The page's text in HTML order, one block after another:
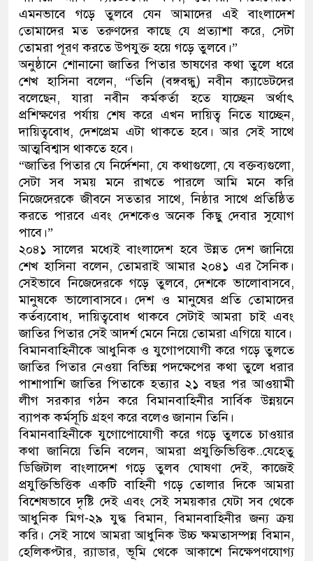
এমনভাবে গড়ে তুলবে যেন আমাদের এই বাংলাদেশ
তোমাদের মত তরুণদের কাছে যে প্রত্যাশা করে, সেটা
তোমরা পূরণ করতে উপযুক্ত হয়ে গড়ে তুলবে।”
অনুষ্ঠানে শোনানো জাতির পিতার ভাষণের কথা তুলে ধরে
শেখ হাসিনা বলেন, “তিনি (বঙ্গবন্ধু) নবীন ক্যাডেটদের
বলেছেন, যারা নবীন কর্মকর্তা হতে যাচ্ছেন অর্থাৎ
প্রশিক্ষণের পর্যায় শেষ করে এখন দায়িত্ব নিতে যাচ্ছেন,
দায়িত্ববোধ, দেশপ্রেম এটা থাকতে হবে। আর সেই সাথে
আত্মবিশ্বাস থাকতে হবে।
“জাতির পিতার যে নির্দেশনা, যে কথাগুলো, যে বক্তব্যগুলো,
সেটা সব সময় মনে রাখতে পারলে আমি মনে করি
নিজেদেরকে জীবনে সততার সাথে, নিষ্ঠার সাথে প্রতিষ্ঠিত
করতে পারবে এবং দেশকেও অনেক কিছু দেবার সুযোগ
পাবে।”
২০৪১ সালের মধ্যেই বাংলাদেশ হবে উন্নত দেশ জানিয়ে
শেখ হাসিনা বলেন, তোমরাই আমার ২০৪১ এর সৈনিক।
সেইভাবে নিজেদেরকে গড়ে তুলবে, দেশকে ভালোবাসবে,
মানুষকে ভালোবাসবে। দেশ ও মানুষের প্রতি তোমাদের
কর্তব্যবোধ, দায়িত্ববোধ থাকবে সেটাই আমরা চাই এবং
জাতির পিতার সেই আদর্শ মেনে নিয়ে তোমরা এগিয়ে যাবে।
বিমানবাহিনীকে আধুনিক ও যুগোপযোগী করে গড়ে তুলতে
জাতির পিতার নেওয়া বিভিন্ন পদক্ষেপের কথা তুলে ধরার
পাশাপাশি জাতির পিতাকে হত্যার ২১ বছর পর আওয়ামী
লীগ সরকার গঠন করে বিমানবাহিনীর সার্বিক উন্নয়নে
ব্যাপক কর্মসূচি গ্রহণ করে বলেও জানান তিনি।
বিমানবাহিনীকে যুগোপোযোগী করে গড়ে তুলতে চাওয়ার
কথা জানিয়ে তিনি বলেন, আমরা প্রযুক্তিভিত্তিক..যেহেতু
ডিজিটাল বাংলাদেশ গড়ে তুলব ঘোষণা দেই, কাজেই
প্রযুক্তিভিত্তিক একটি বাহিনী গড়ে তোলার দিকে আমরা
বিশেষভাবে দৃষ্টি দেই এবং সেই সময়কার যেটা সব থেকে
আধুনিক মিগ-২৯ যুদ্ধ বিমান, বিমানবাহিনীর জন্য ক্রয়
করি। সেই সাথে আমরা আধুনিক উচ্চ ক্ষমতাসম্পন্ন বিমান,
হেলিকপ্টার, র‌্যাডার, ভূমি থেকে আকাশে নিক্ষেপণযোগ্য